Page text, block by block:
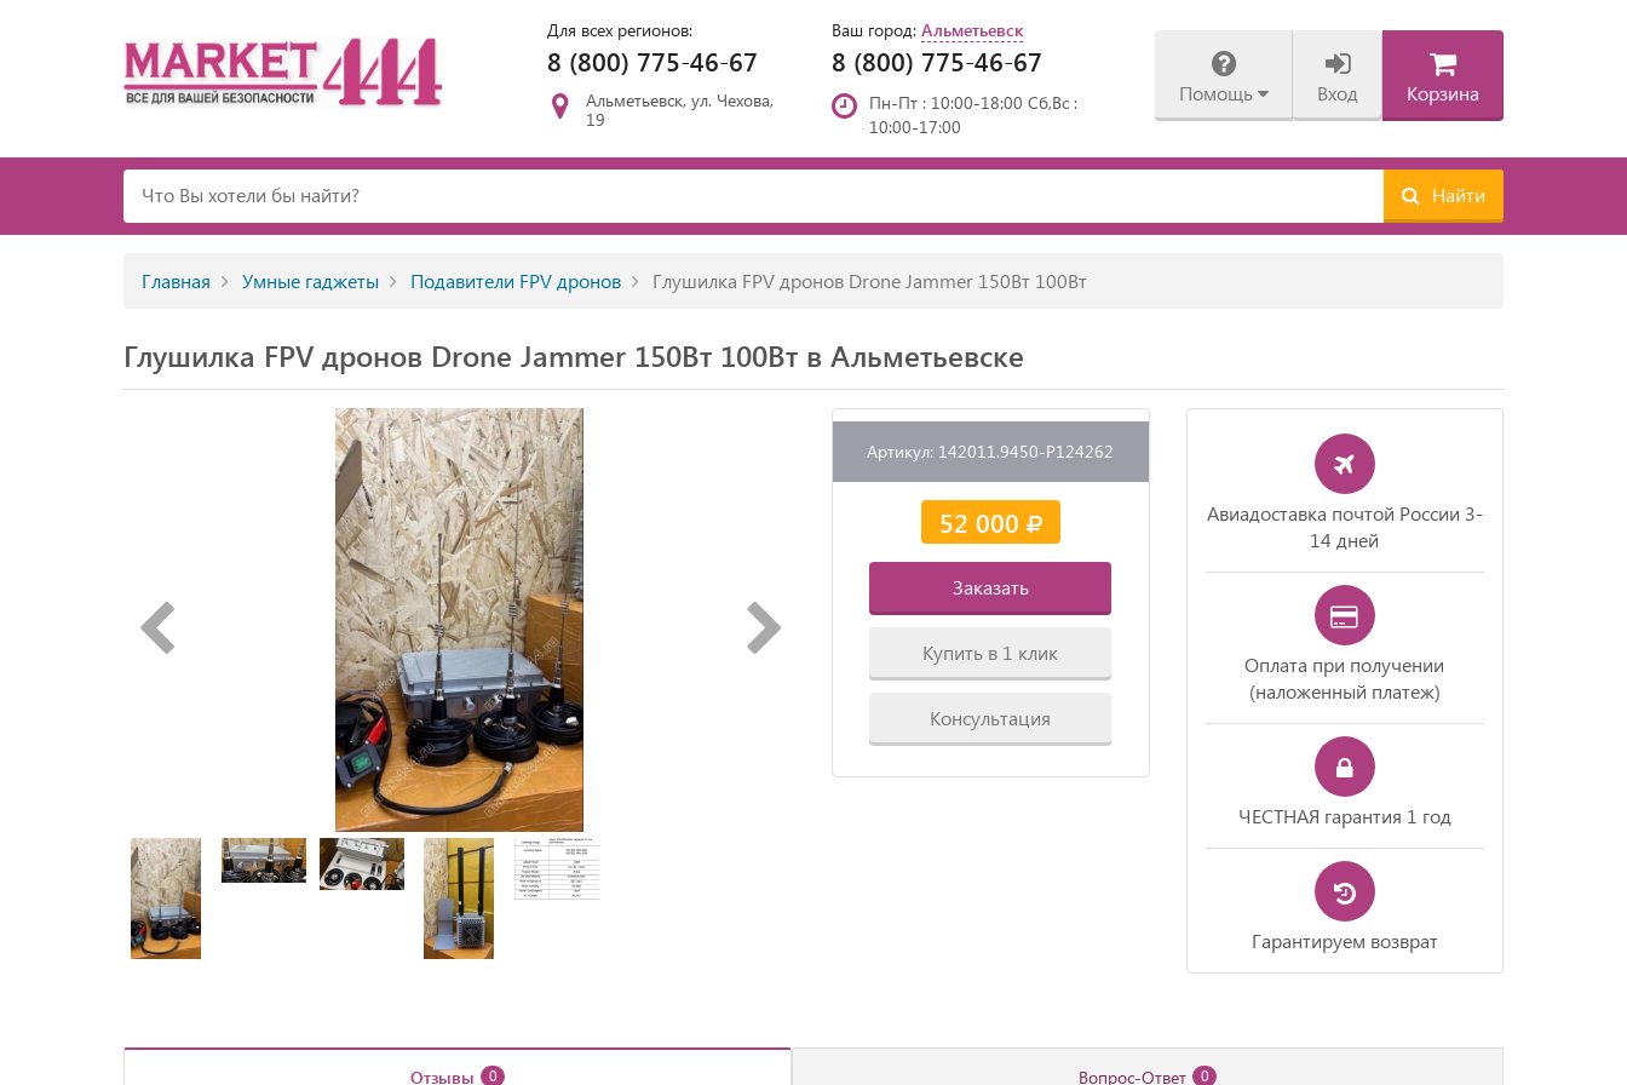
Для всех регионов:
8 (800) 775-46-67
Ваш город: Альметьевск
8 (800) 775-46-67
Альметьевск, ул. Чехова,
19
Пн-Пт : 10:00-18:00 Сб,Вс :
10:00-17:00
Помощь Вход Корзина
Найти
Главная Умные гаджеты Подавители FPV дронов Глушилка FPV дронов Drone Jammer 150Вт 100Вт
Глушилка FPV дронов Drone Jammer 150Вт 100Вт в Альметьевске
Артикул: 142011.9450-P124262
52 000
Заказать
Купить в 1 клик
Консультация
Авиадоставка почтой России 3-
14 дней
Оплата при получении
(наложенный платеж)
ЧЕСТНАЯ гарантия 1 год
Гарантируем возврат
Отзывы 0 Вопрос-Ответ 0